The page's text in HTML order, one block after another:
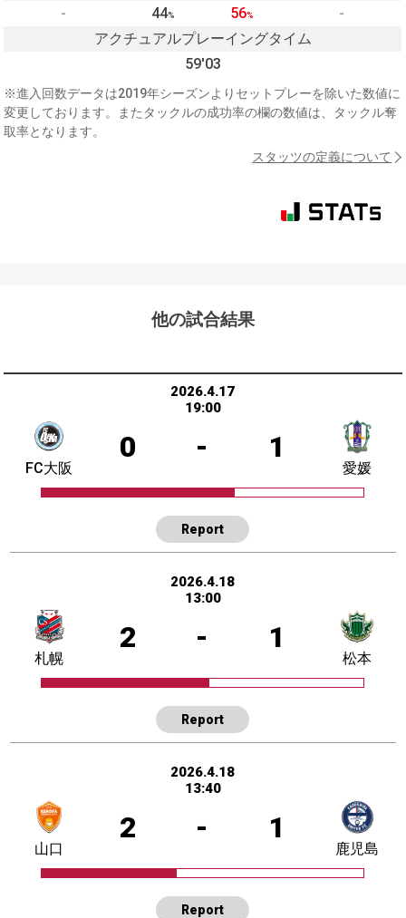
- 44% 56%
-
アクチュアルプレーイングタイム
59'03
※進入回数データは2019年シーズンよりセットプレーを除いた数値に
変更しております。またタックルの成功率の欄の数値は、タックル奪
取率となります。
スタッツの定義について
他の試合結果
2026.4.17
19:00
0 - 1
FC大阪 愛媛
Report
2026.4.18
13:00
2 - 1
札幌 松本
Report
2026.4.18
13:40
2 - 1
山口 鹿児島
Report